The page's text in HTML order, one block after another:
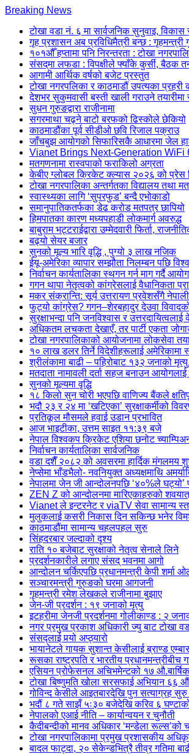
Skip
content
(Press
Enter)
Breaking News
टोखा वडा नं. ६ मा सार्वजनिक सुनुवाइ, विकास
गृह प्रशासन अब प्रविधिमैत्री बन्छ :
१०१औँ हप्तामा पनि निरन्तरता : टोखा
संसद्‌मा लफडा : विपक्षीले फ्याँके कुर्सी, बैठक
आगामी आर्थिक वर्षको बजेट प्रस्तुत
टोखा नगरपलिका र काठमाडौं उपत्यका
देशभर सुकुमवासी बस्ती खाली गराउने तयारीमा
सुधन गुरुङद्वारा राजीनामा
सगरमाथा चढ्ने बाटो बरफको ढिस्कोले छेकियो
काठमाडौंका पूर्व सीडीओ छवि रिजाल पक्राउ
जाँचबुझ आयोगको सिफारिसकै आधारमा जेल
Vianet Brings Next-Generation
मतगणनामा रास्वपाको फराकिलो अग्रता
केबीए ग्लोबल क्रिकेट क्ल्यास २०२६ को प्रेस
टोखा नगरपालिका अन्तर्गतका विद्यालय
स्वास्थ्यका लागि ‘सुपरफुड’ बन्दै एभोकाडो
समानुपातिकतर्फका डेढ करोड मतपत्र छापियो
हिमपातका कारण मध्यपहाडी लोकमार्ग अवरुद्ध
बाबुराम भट्टराईद्वारा उम्मेदवारी फिर्ता,
बढ्यो सेयर बजार
सुनको मूल्य भारि वृद्धि , पुग्यो ३ लाख नजिक
ईयू-अमेरिका व्यापार सम्झौता निलम्बन पछि
निर्वाचन कार्यतालिका स्थगन गर्न माग गर्दै
गगन थापा नेतृत्वको कांग्रेसलाई वैधानिकता
मकर संक्रान्ति: सूर्य उत्तरायण प्रवेशसँगै
फुट्यो कांग्रेस? गगन–शेरबहादुर देउवा
सुरक्षाभन्दा पनि जनविश्वास र
अधिकतम लचकता देखाएँ, तर पार्टी एकता
टोखा नगरपालिकाको आयोजनामा लोकसेवा
१० लाख डलर तिर्ने विदेशीहरूलाई अमेरिकामा
श्रीलंकामा बाढी – पहिरोबाट १३२ जनाको
मतदाता नामावली दर्ता सहज बनाउन
सुनको मूल्यमा वृद्धि
१८ किलो सुन चोरी भएपछि वाणिज्य बैंकले
भदौ २३ र २४ मा ‘खटिएका’ सुरक्षाकर्मीको
प्रतिकूल मौसमले हवाई उडान प्रभावित
आज भाइटीका, उत्तम साइत ११:३९ बजे
नेपाल विश्वकप क्रिकेट एशिया छनोट
निर्वाचन कार्यतालिका सार्वजनिक
वडा दशैँ २०८२ को अवसरमा हार्दिक मंगलमय
नेप्सेमा भाँडभैलो- नवनियुक्त अध्यक्षमाथि
नेपालमा जेन जी आन्दोलनपछि ‘४०%ले
ZEN Z को आन्दोलनमा मारिएकाहरुको
Vianet ले इन्टरनेट र viaTV सेवा सामान्य
मुलुकलाई कसरी निकास दिन सकिन्छ भनेर
काठमाडौंमा सामान्य चहलपहल सुरु
सिंहदरबार जल्दाको दृश्य
राति १० बजेबाट सुरक्षाको नेतृत्व सेनाले लिने
प्रदर्शनकारीले लगाए संसद् भवनमा आगो
आन्दोलन चर्किएपछि प्रधानमन्त्री केपी शर्मा
सञ्चारमन्त्री गुरुङको घरमा आगजनी
गृहमन्त्री रमेश लेखकले राजीनामा बुझाए
जेन-जी प्रदर्शन : १९ जनाको मृत्यु
इटहरीमा जेनजी प्रदर्शनमा गोलीकाण्ड : २
नगर प्रमुख प्रकाश अधिकारी ज्यु बाट टोखा
संसद्लाई पर्‍यो अप्ठ्यारो
भायानेटले गायक सुशान्त केसीलाई ब्राण्ड
रूसका राष्ट्रपति र भारतीय प्रधानमन्त्रीबीच
एसियन प्रोफेसनल अचिभमेन्टको १७
टोखा बिष्णुमति खोला सरसफाई अभियान ६६ औं
गोविन्द केसीले आइतबारदेखि पुन सत्याग्रह सुरु
भदौं ८ गते साझँ ५ः३० बजेदेखि करिव ६
नेपालको एआई नीति – कार्यान्वयन र चुनौती
कैदीबन्दीको मानव अधिकार ‘मन्डेला रूल्स’को
टोखा नगरपालिकामा प्रमुख प्रशासकीय
बादल फाट्दा, २० सेकेन्डभित्रै तीव्र गतिमा